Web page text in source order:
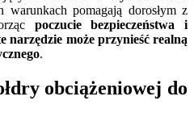
pomagają dorosłym z
poczucie bezpieczeństwa i
narzędzie może przynieść realną
.
obciążeniowej do